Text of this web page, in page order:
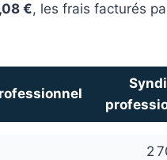
€, les frais facturés
2